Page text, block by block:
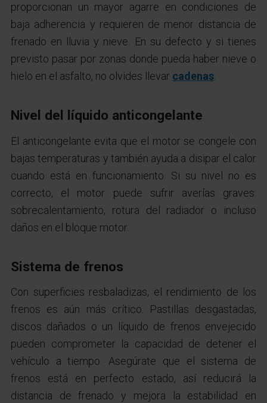
proporcionan un mayor agarre en condiciones de
baja adherencia y requieren de menor distancia de
frenado en lluvia y nieve. En su defecto y si tienes
previsto pasar por zonas donde pueda haber nieve o
hielo en el asfalto, no olvides llevar cadenas.
Nivel del líquido anticongelante
El anticongelante evita que el motor se congele con
bajas temperaturas y también ayuda a disipar el calor
cuando está en funcionamiento. Si su nivel no es
correcto, el motor puede sufrir averías graves:
sobrecalentamiento, rotura del radiador o incluso
daños en el bloque motor.
Sistema de frenos
Con superficies resbaladizas, el rendimiento de los
frenos es aún más crítico. Pastillas desgastadas,
discos dañados o un líquido de frenos envejecido
pueden comprometer la capacidad de detener el
vehículo a tiempo. Asegúrate que el sistema de
frenos está en perfecto estado, así reducirá la
distancia de frenado y mejora la estabilidad en